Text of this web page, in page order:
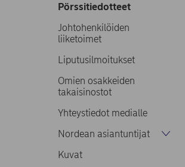
Pörssitiedotteet
Johtohenkilöiden
liiketoimet
Liputusilmoitukset
Omien osakkeiden
takaisinostot
Yhteystiedot medialle
Nordean asiantuntijat
Kuvat